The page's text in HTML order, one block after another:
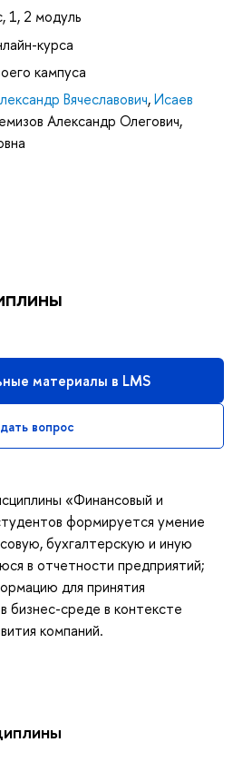
1, 2 модуль
курса
кампуса
Вячеславович,Исаев
Александр Олегович,
материалы в LMS
вопрос
«Финансовый и
формируется умение
бухгалтерскую и иную
в отчетности предприятий;
для принятия
бизнес-среде в контексте
компаний.